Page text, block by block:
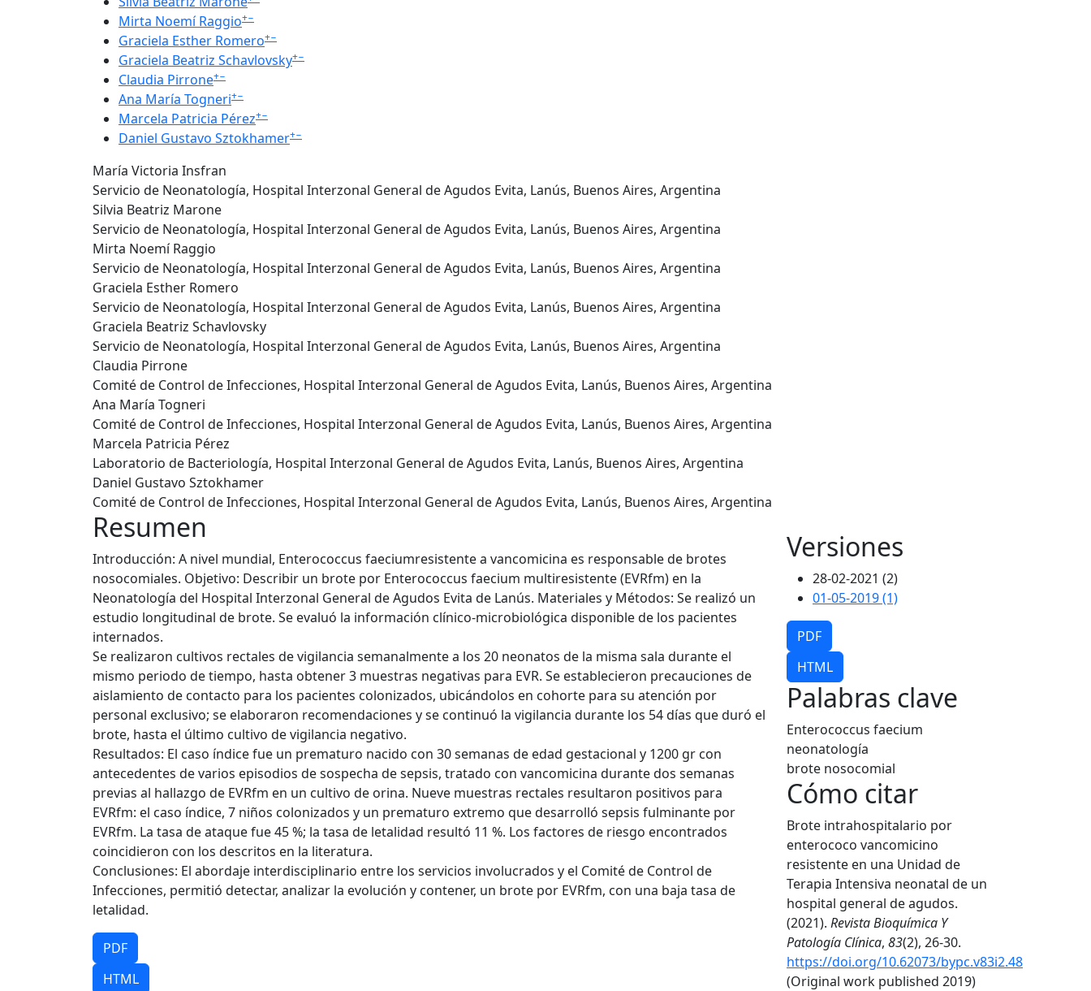
Mirta Noemí Raggio+−
Graciela Esther Romero+−
Graciela Beatriz Schavlovsky+−
Claudia Pirrone+−
Ana María Togneri+−
Marcela Patricia Pérez+−
Daniel Gustavo Sztokhamer+−
María Victoria Insfran
Servicio de Neonatología, Hospital Interzonal General de Agudos Evita, Lanús, Buenos Aires, Argentina
Silvia Beatriz Marone
Servicio de Neonatología, Hospital Interzonal General de Agudos Evita, Lanús, Buenos Aires, Argentina
Mirta Noemí Raggio
Servicio de Neonatología, Hospital Interzonal General de Agudos Evita, Lanús, Buenos Aires, Argentina
Graciela Esther Romero
Servicio de Neonatología, Hospital Interzonal General de Agudos Evita, Lanús, Buenos Aires, Argentina
Graciela Beatriz Schavlovsky
Servicio de Neonatología, Hospital Interzonal General de Agudos Evita, Lanús, Buenos Aires, Argentina
Claudia Pirrone
Comité de Control de Infecciones, Hospital Interzonal General de Agudos Evita, Lanús, Buenos Aires, Argentina
Ana María Togneri
Comité de Control de Infecciones, Hospital Interzonal General de Agudos Evita, Lanús, Buenos Aires, Argentina
Marcela Patricia Pérez
Laboratorio de Bacteriología, Hospital Interzonal General de Agudos Evita, Lanús, Buenos Aires, Argentina
Daniel Gustavo Sztokhamer
Comité de Control de Infecciones, Hospital Interzonal General de Agudos Evita, Lanús, Buenos Aires, Argentina
Versiones
28-02-2021 (2)
01-05-2019 (1)
PDF
HTML
Palabras clave
Enterococcus faecium
neonatología
brote nosocomial
Cómo citar
Brote intrahospitalario por
enterococo vancomicino
resistente en una Unidad de
Terapia Intensiva neonatal de un
hospital general de agudos.
(2021). Revista Bioquímica Y
Patología Clínica, 83(2), 26-30.
https://doi.org/10.62073/bypc.v83i2.48
(Original work published 2019)
Resumen
Introducción: A nivel mundial, Enterococcus faeciumresistente a vancomicina es responsable de brotes
nosocomiales. Objetivo: Describir un brote por Enterococcus faecium multiresistente (EVRfm) en la
Neonatología del Hospital Interzonal General de Agudos Evita de Lanús. Materiales y Métodos: Se realizó un
estudio longitudinal de brote. Se evaluó la información clínico-microbiológica disponible de los pacientes
internados.
Se realizaron cultivos rectales de vigilancia semanalmente a los 20 neonatos de la misma sala durante el
mismo periodo de tiempo, hasta obtener 3 muestras negativas para EVR. Se establecieron precauciones de
aislamiento de contacto para los pacientes colonizados, ubicándolos en cohorte para su atención por
personal exclusivo; se elaboraron recomendaciones y se continuó la vigilancia durante los 54 días que duró el
brote, hasta el último cultivo de vigilancia negativo.
Resultados: El caso índice fue un prematuro nacido con 30 semanas de edad gestacional y 1200 gr con
antecedentes de varios episodios de sospecha de sepsis, tratado con vancomicina durante dos semanas
previas al hallazgo de EVRfm en un cultivo de orina. Nueve muestras rectales resultaron positivos para
EVRfm: el caso índice, 7 niños colonizados y un prematuro extremo que desarrolló sepsis fulminante por
EVRfm. La tasa de ataque fue 45 %; la tasa de letalidad resultó 11 %. Los factores de riesgo encontrados
coincidieron con los descritos en la literatura.
Conclusiones: El abordaje interdisciplinario entre los servicios involucrados y el Comité de Control de
Infecciones, permitió detectar, analizar la evolución y contener, un brote por EVRfm, con una baja tasa de
letalidad.
PDF
HTML